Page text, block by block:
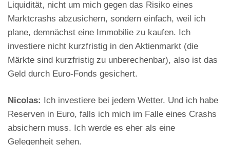
Liquidität, nicht um mich gegen das Risiko eines
Marktcrashs abzusichern, sondern einfach, weil ich
plane, demnächst eine Immobilie zu kaufen. Ich
investiere nicht kurzfristig in den Aktienmarkt (die
Märkte sind kurzfristig zu unberechenbar), also ist das
Geld durch Euro-Fonds gesichert.
Nicolas: Ich investiere bei jedem Wetter. Und ich habe
Reserven in Euro, falls ich mich im Falle eines Crashs
absichern muss. Ich werde es eher als eine
Gelegenheit sehen.